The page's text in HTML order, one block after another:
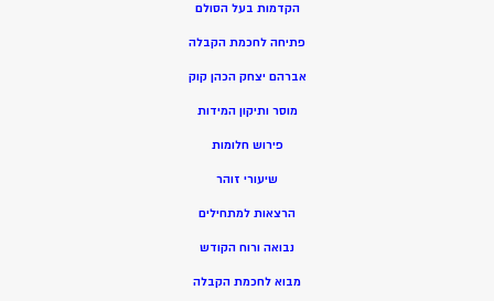
הקדמות בעל הסולם
פתיחה לחכמת הקבלה
אברהם יצחק הכהן קוק
מוסר ותיקון המידות
פירוש חלומות
שיעורי זוהר
הרצאות למתחילים
נבואה ורוח הקודש
מבוא לחכמת הקבלה